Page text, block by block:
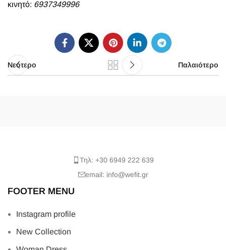
κινητό: 6937349996
Νεότερο Παλαιότερο
Τηλ: +30 6949 222 639
email: info@wefit.gr
FOOTER MENU
Instagram profile
New Collection